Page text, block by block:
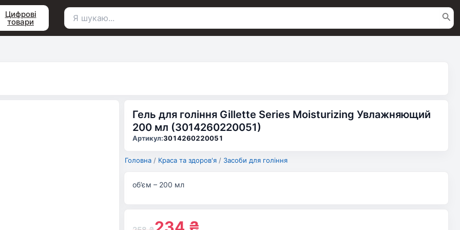
Цифрові
товари
Пошук
Гель для гоління Gillette Series Moisturizing Увлажняющий
200 мл (3014260220051)
Артикул:3014260220051
Головна / Краса та здоров'я / Засоби для гоління
об’єм – 200 мл